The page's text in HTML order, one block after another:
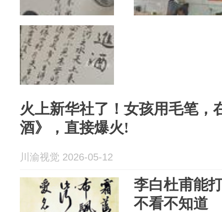
火上新华社了！女孩用毛笔，
酒》，直接爆火!
川渝视觉 2026-05-12
李白杜甫能
不看不知道